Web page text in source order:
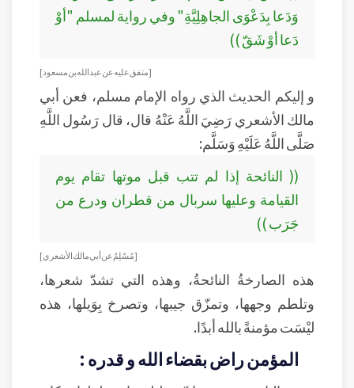
وَدَعا بِدَعْوَى الجاهِلِيَّةِ" وفي رواية لمسلم "أوْ
دَعا أوْ شَقّ ))
[ متفق عليه عن عبد الله بن مسعود]
و إليكم الحديث الذي رواه الإمام مسلم، فعن أبي
مالك الأشعري رَضِيَ اللَّهُ عَنْهُ قال، قال رَسُول اللَّهِ
صَلَّى اللَّهُ عَلَيْهِ وَسَلَّم:
(( النائحة إذا لم تتب قبل موتها تقام يوم
القيامة وعليها سربال من قطران ودرع من
جَرَب ))
[ مُسْلِمٌ عن أبي مالك الأشعري]
هذه الصارخةُ النائحةُ، وهذه التي تشدّ شعرها،
وتلطم وجهها، وتمزّق جيبها، وتصرخ بِوَيلها، هذه
ليْسَت مؤمنةً بالله أبدًا.
المؤمن راض بقضاء الله و قدره :